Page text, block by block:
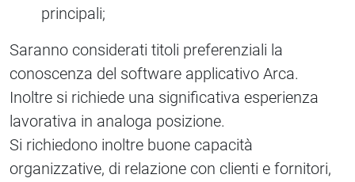
principali;
Saranno considerati titoli preferenziali la
conoscenza del software applicativo Arca.
Inoltre si richiede una significativa esperienza
lavorativa in analoga posizione.
Si richiedono inoltre buone capacità
organizzative, di relazione con clienti e fornitori,